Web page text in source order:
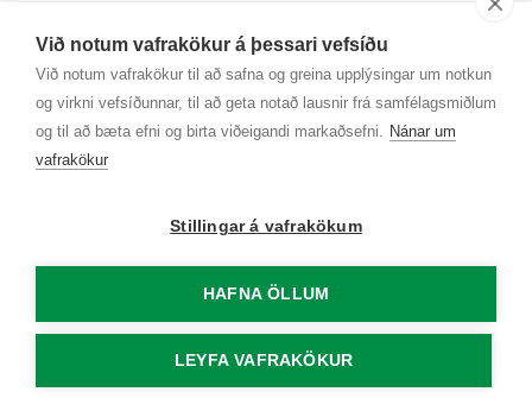
Við notum vafrakökur á þessari vefsíðu
Við notum vafrakökur til að safna og greina upplýsingar um notkun
og virkni vefsíðunnar, til að geta notað lausnir frá samfélagsmiðlum
og til að bæta efni og birta viðeigandi markaðsefni. Nánar um
vafrakökur
Stillingar á vafrakökum
HAFNA ÖLLUM
LEYFA VAFRAKÖKUR
Önnu Rósu Sigurjónsdóttur launað námsleyfi í 9
mánuði á árinu 2019 gegn því skilyrði að hún vinni
áfram hjá Kópavogsbæ að námi loknu í þrefaldan
þann tíma.
Umsókn um námsleyfi 2019 - 2020
Frá starfsmannadeild, dags. 17. október, lögð fram beiðni
Margrétar Hlínar Sigurðardóttur um launað námsleyfi og
lagt til að henni verði veitt launað námsleyfi í fjóra
mánuði á árinu 2019 gegn því skilyrði að hún vinni áfram